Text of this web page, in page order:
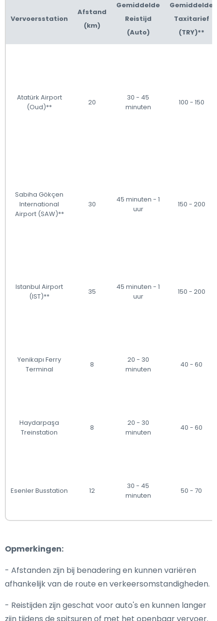
Vervoersstation
Afstand
(km)
Gemiddelde
Reistijd
(Auto)
Gemiddelde
Taxitarief
(TRY)**
Atatürk Airport
(Oud)**
20
30 - 45
minuten
100 - 150
Sabiha Gökçen
International
Airport (SAW)**
30
45 minuten - 1
uur
150 - 200
Istanbul Airport
(IST)**
35
45 minuten - 1
uur
150 - 200
Yenikapı Ferry
Terminal
8
20 - 30
minuten
40 - 60
Haydarpaşa
Treinstation
8
20 - 30
minuten
40 - 60
Esenler Busstation 12
30 - 45
minuten
50 - 70
Opmerkingen:
- Afstanden zijn bij benadering en kunnen variëren
afhankelijk van de route en verkeersomstandigheden.
- Reistijden zijn geschat voor auto's en kunnen langer